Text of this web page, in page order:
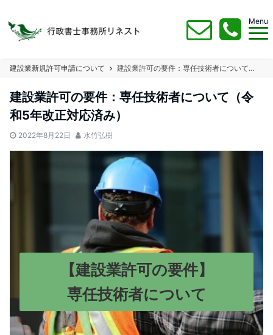
Menu
建設業新規許可申請について 建設業許可の要件：専任技術者について（令和5年改正対応済み）
建設業許可の要件：専任技術者について（令
和5年改正対応済み）
2022年8月22日 水竹弘樹
【建設業許可の要件】
専任技術者について